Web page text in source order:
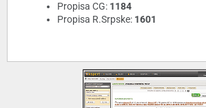
Propisa CG: 1184
Propisa R.Srpske: 1601